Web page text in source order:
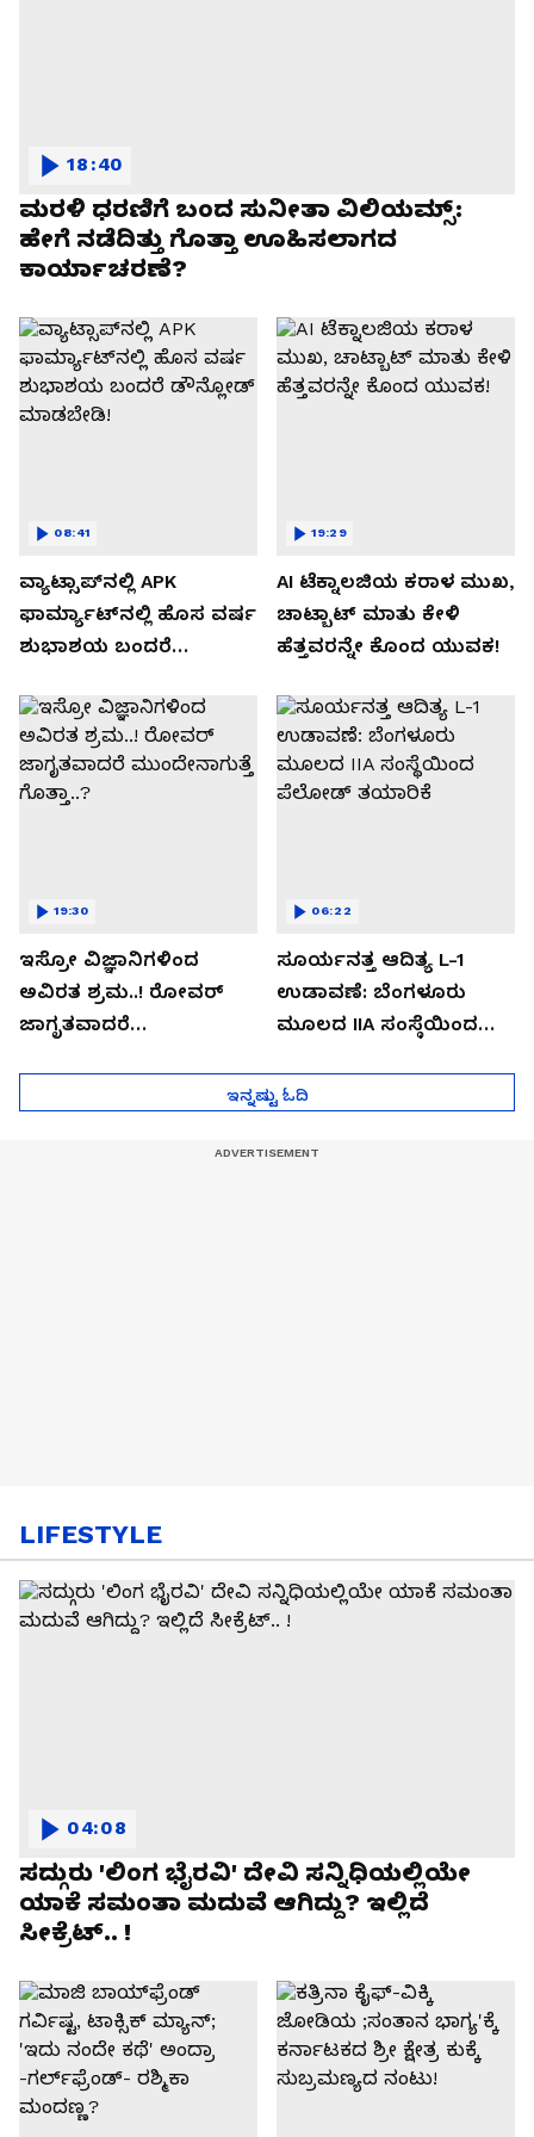
ಮರಳಿ ಧರಣಿಗೆ ಬಂದ ಸುನೀತಾ ವಿಲಿಯಮ್ಸ್:
ಹೇಗೆ ನಡೆದಿತ್ತು ಗೊತ್ತಾ ಊಹಿಸಲಾಗದ
ಕಾರ್ಯಾಚರಣೆ?
18:40
ವ್ಯಾಟ್ಸಾಪ್‌ನಲ್ಲಿ APK
ಫಾರ್ಮ್ಯಾಟ್‌ನಲ್ಲಿ ಹೊಸ ವರ್ಷ
ಶುಭಾಶಯ ಬಂದರೆ
08:41
AI ಟೆಕ್ನಾಲಜಿಯ ಕರಾಳ ಮುಖ,
ಚಾಟ್ಬಾಟ್ ಮಾತು ಕೇಳಿ
ಹೆತ್ತವರನ್ನೇ ಕೊಂದ ಯುವಕ!
19:29
ಇಸ್ರೋ ವಿಜ್ಞಾನಿಗಳಿಂದ
ಅವಿರತ ಶ್ರಮ..! ರೋವರ್
ಜಾಗೃತವಾದರೆ
19:30
ಸೂರ್ಯನತ್ತ ಆದಿತ್ಯ L-1
ಉಡಾವಣೆ: ಬೆಂಗಳೂರು
ಮೂಲದ IIA ಸಂಸ್ಥೆಯಿಂದ
06:22
ಇನ್ನಷ್ಟು ಓದಿ
LIFESTYLE
ಸದ್ಗುರು 'ಲಿಂಗ ಭೈರವಿ' ದೇವಿ ಸನ್ನಿಧಿಯಲ್ಲಿಯೇ
ಯಾಕೆ ಸಮಂತಾ ಮದುವೆ ಆಗಿದ್ದು? ಇಲ್ಲಿದೆ
ಸೀಕ್ರೆಟ್.. !
04:08